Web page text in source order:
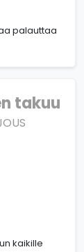
palauttaa
takuu
kaikille